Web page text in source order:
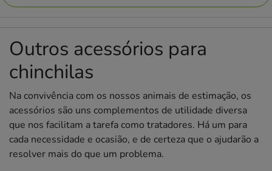
Outros acessórios para
chinchilas
Na convivência com os nossos animais de estimação, os
acessórios são uns complementos de utilidade diversa
que nos facilitam a tarefa como tratadores. Há um para
cada necessidade e ocasião, e de certeza que o ajudarão a
resolver mais do que um problema.